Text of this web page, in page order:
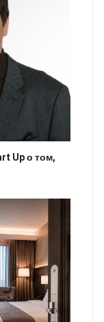
Up о том,